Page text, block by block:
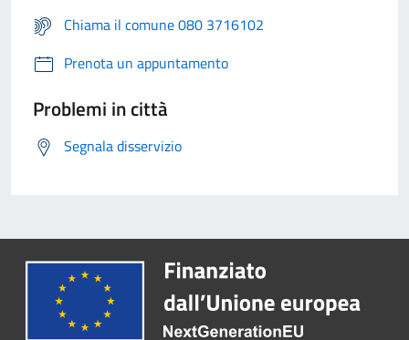
Chiama il comune 080 3716102
Prenota un appuntamento
Problemi in città
Segnala disservizio